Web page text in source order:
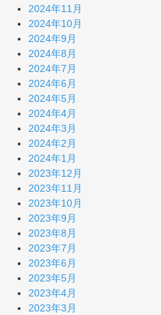
2024年11月
2024年10月
2024年9月
2024年8月
2024年7月
2024年6月
2024年5月
2024年4月
2024年3月
2024年2月
2024年1月
2023年12月
2023年11月
2023年10月
2023年9月
2023年8月
2023年7月
2023年6月
2023年5月
2023年4月
2023年3月